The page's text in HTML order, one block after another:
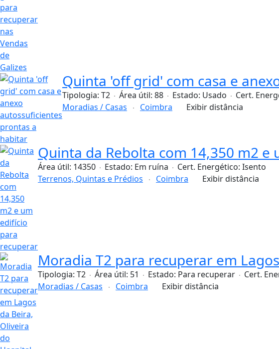
Quinta 'off grid' com casa e
Tipologia: T2 Área útil: 88 Estado: Usado Cert.
Moradias / Casas
Coimbra Exibir distância
Quinta da Rebolta com 14,350 m2
Área útil: 14350 Estado: Em ruína Cert. Energético: Isento
Terrenos, Quintas e Prédios
Coimbra Exibir distância
Moradia T2 para recuperar em
Tipologia: T2 Área útil: 51 Estado: Para recuperar Cert.
Moradias / Casas
Coimbra Exibir distância